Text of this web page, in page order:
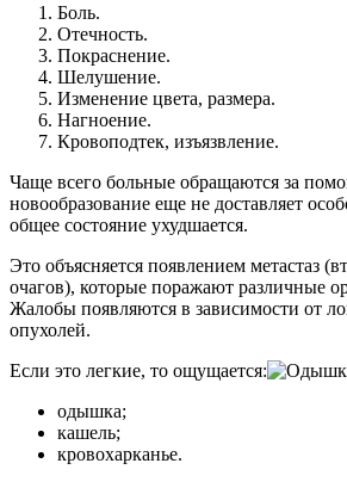
Боль.
Отечность.
Покраснение.
Шелушение.
Изменение цвета, размера.
Нагноение.
Кровоподтек, изъязвление.
Чаще всего больные обращаются за
новообразование еще не доставляет
общее состояние ухудшается.
Это объясняется появлением метастаз
очагов), которые поражают различные
Жалобы появляются в зависимости от
опухолей.
Если это легкие, то ощущается:
одышка;
кашель;
кровохарканье.